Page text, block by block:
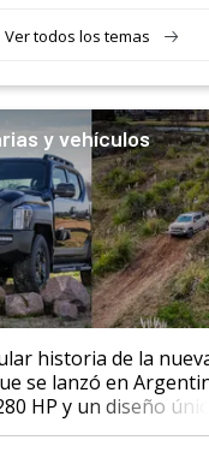
Ver todos los temas
y vehículos
historia de la
se lanzó en
HP y un diseño
vende